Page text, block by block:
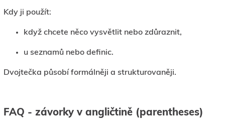
Kdy ji použít:
když chcete něco vysvětlit nebo zdůraznit,
u seznamů nebo definic.
Dvojtečka působí formálněji a strukturovaněji.
FAQ - závorky v angličtině (parentheses)